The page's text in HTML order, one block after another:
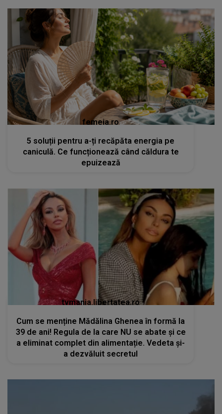
femeia.ro
5 soluții pentru a-ți recăpăta energia pe
caniculă. Ce funcționează când căldura te
epuizează
tvmania.libertatea.ro
Cum se menține Mădălina Ghenea în formă la
39 de ani! Regula de la care NU se abate și ce
a eliminat complet din alimentație. Vedeta și-
a dezvăluit secretul